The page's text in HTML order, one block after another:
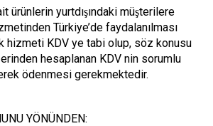
ürünlerin yurtdışındaki müşterilere
Türkiye’de faydalanılması
hizmeti KDV ye tabi olup, söz konusu
hesaplanan KDV nin sorumlu
ödenmesi gerekmektedir.
YÖNÜNDEN: